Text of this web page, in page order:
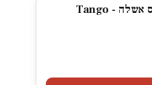
אגדת הטנגו העולמי מרכוס אשלה - Tango